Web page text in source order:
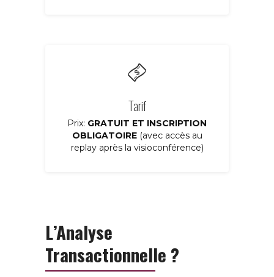
Tarif
Prix: GRATUIT ET INSCRIPTION
OBLIGATOIRE(avec accès au
replay après la visioconférence)
L’Analyse
Transactionnelle ?